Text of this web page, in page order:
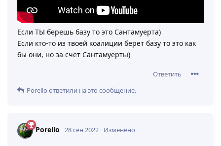
Если ТЫ берешь базу то это Сантамуерта)
Если кто-то из твоей коалиции берет базу то это как
бы они, но за счёт Сантамуерты)
Ответить
Porello ответили на это сообщение.
Porello 28 сен 2022 Изменено